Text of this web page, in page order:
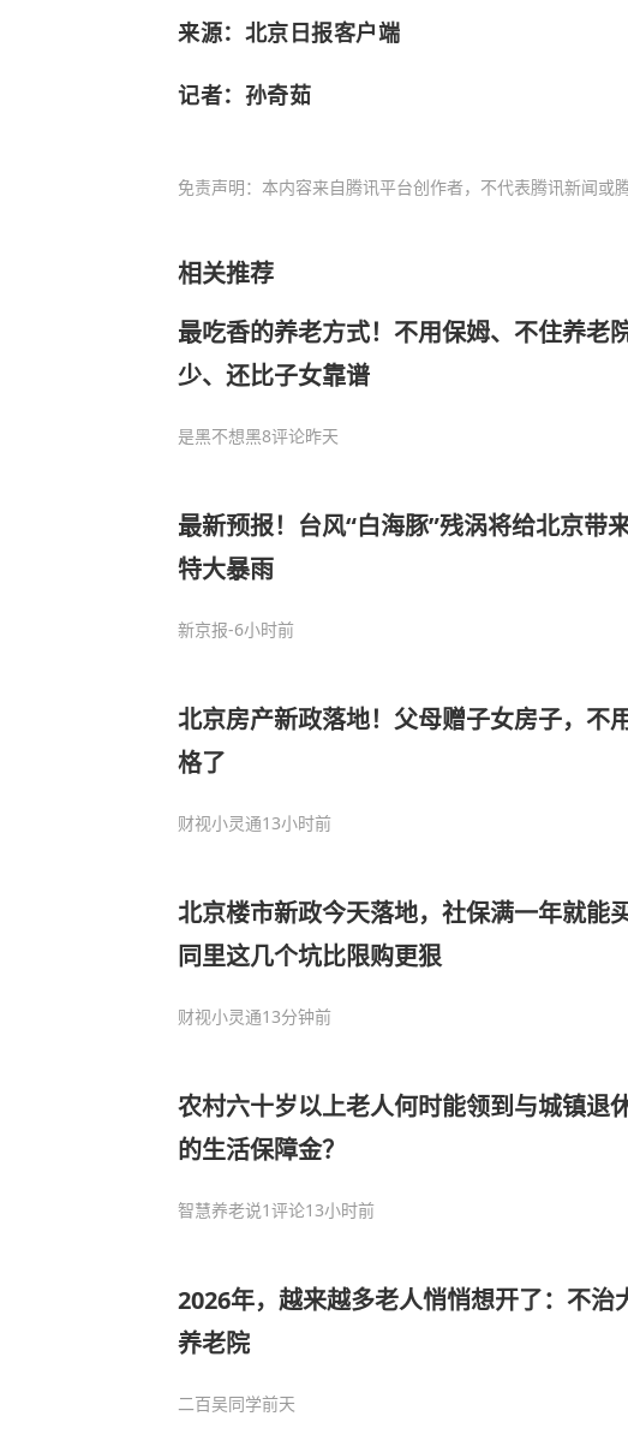
来源：北京日报客户端
记者：孙奇茹
免责声明：本内容来自腾讯平台创作者，不代表腾讯新闻或
相关推荐
最吃香的养老方式！不用保姆、不住养老
少、还比子女靠谱
是黑不想黑8评论昨天
最新预报！台风“白海豚”残涡将给北京带
特大暴雨
新京报-6小时前
北京房产新政落地！父母赠子女房子，不
格了
财视小灵通13小时前
北京楼市新政今天落地，社保满一年就能
同里这几个坑比限购更狠
财视小灵通13分钟前
农村六十岁以上老人何时能领到与城镇退
的生活保障金？
智慧养老说1评论13小时前
2026年，越来越多老人悄悄想开了：不治
养老院
二百吴同学前天